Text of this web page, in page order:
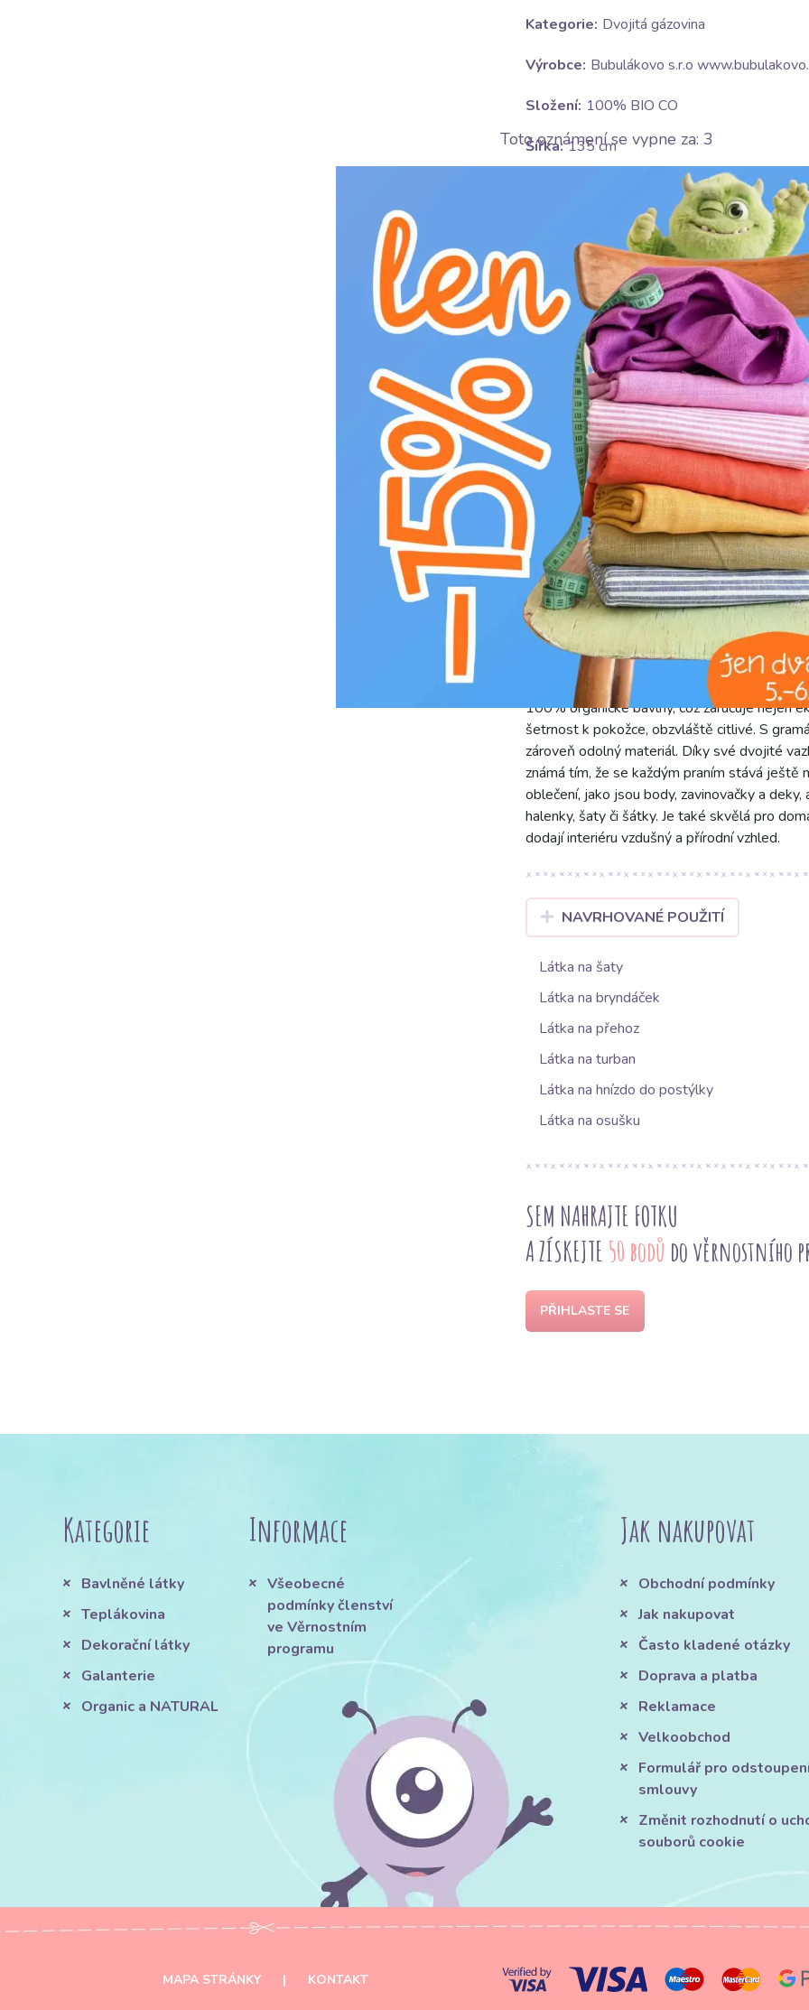
Kategorie: Dvojitá gázovina
Výrobce: Bubulákovo s.r.o
Složení: 100% BIO CO
Šířka: 135 cm
Jednobarevné
Certifikace: Organic cotton
Barva: šedá
Ošetrování:
U nesušit v sušičce
H nebělit
D žehlit na nízkém stupni (110°C)
L profesionální chemické čištění
g prát na 30°C
Objevte kouzlo naší dvojité gázoviny/
synonymem pro jemnost a prodyšnost,
100% organické bavlny, což zaručuje nejen
šetrnost k pokožce, obzvláště citlivé. S
zároveň odolný materiál. Díky své dvojité
známá tím, že se každým praním stává
oblečení, jako jsou body, zavinovačky a
halenky, šaty či šátky. Je také skvělá pro
dodají interiéru vzdušný a přírodní vzhled.
NAVRHOVANÉ POUŽITÍ
Látka na šaty
Látka na bryndáček
Látka na přehoz
Látka na turban
Látka na hnízdo do postýlky
Látka na osušku
SEM NAHRAJTE FOTKU
A ZÍSKEJTE 50 bodů do věrnostního
PŘIHLASTE SE
Kategorie
Bavlněné látky
Teplákovina
Dekorační látky
Galanterie
Organic a NATURAL
Informace
Všeobecné
podmínky členství
ve Věrnostním
programu
Jak nakupovat
Obchodní podmínky
Jak nakupovat
Často kladené otázky
Doprava a platba
Reklamace
Velkoobchod
Formulář pro
smlouvy
Změnit rozhodnutí o
souborů cookie
MAPA STRÁNKY | KONTAKT
Toto oznámení se vypne za: 3